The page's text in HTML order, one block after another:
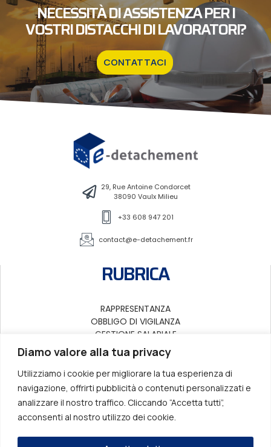
Diamo valore alla tua privacy
Utilizziamo i cookie per migliorare la tua esperienza di
navigazione, offrirti pubblicità o contenuti personalizzati e
analizzare il nostro traffico. Cliccando “Accetta tutti”,
acconsenti al nostro utilizzo dei cookie.
NECESSITÀ DI ASSISTENZA PER I
VOSTRI DISTACCHI DI LAVORATORI?
CONTATTACI
29, Rue Antoine Condorcet
38090 Vaulx Milieu
+33 608 947 201
contact@e-detachement.fr
RUBRICA
RAPPRESENTANZA
OBBLIGO DI VIGILANZA
GESTIONE SALARIALE
DISTACCO E SUBAPPALTI
DIRETTIVA EUROPEA
CONTATTI
LA NOSTRA PRESENZA IN EUROPA
con un team di specialisti in diritto europeo.